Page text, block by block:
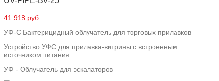
41 918 руб.
УФ-С Бактерицидный облучатель для торговых прилавков
Устройство УФС для прилавка-витрины с встроенным
источником питания
УФ - Облучатель для эскалаторов